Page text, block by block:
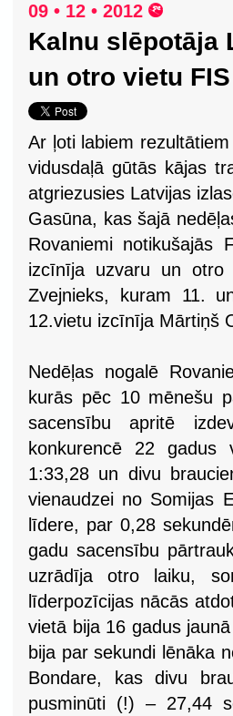
09 • 12 • 2012
Kalnu slēpotāja
un otro vietu
Ar ļoti labiem
vidusdaļā gūtās kājas
atgriezusies Latvijas
Gasūna, kas šajā
Rovaniemi notikušajās
izcīnīja uzvaru un otro
Zvejnieks, kuram 11.
12.vietu izcīnīja Mārtiņš
Nedēļas nogalē
kurās pēc 10 mēnešu
sacensību apritē
konkurencē 22
1:33,28 un divu
vienaudzei no Somijas
līdere, par 0,28
gadu sacensību
uzrādīja otro laiku,
līderpozīcijas nācās
vietā bija 16 gadus
bija par sekundi lēnāka
Bondare, kas divu
pusminūti (!) – 27,44